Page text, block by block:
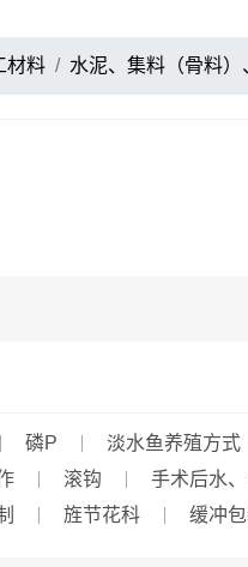
材料 水泥、集料（骨料）
磷P 淡水鱼养殖方式
滚钩 手术后水
旌节花科 缓冲